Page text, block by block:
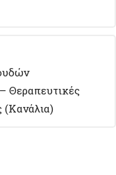
Θεραπευτικές
(Κανάλια)